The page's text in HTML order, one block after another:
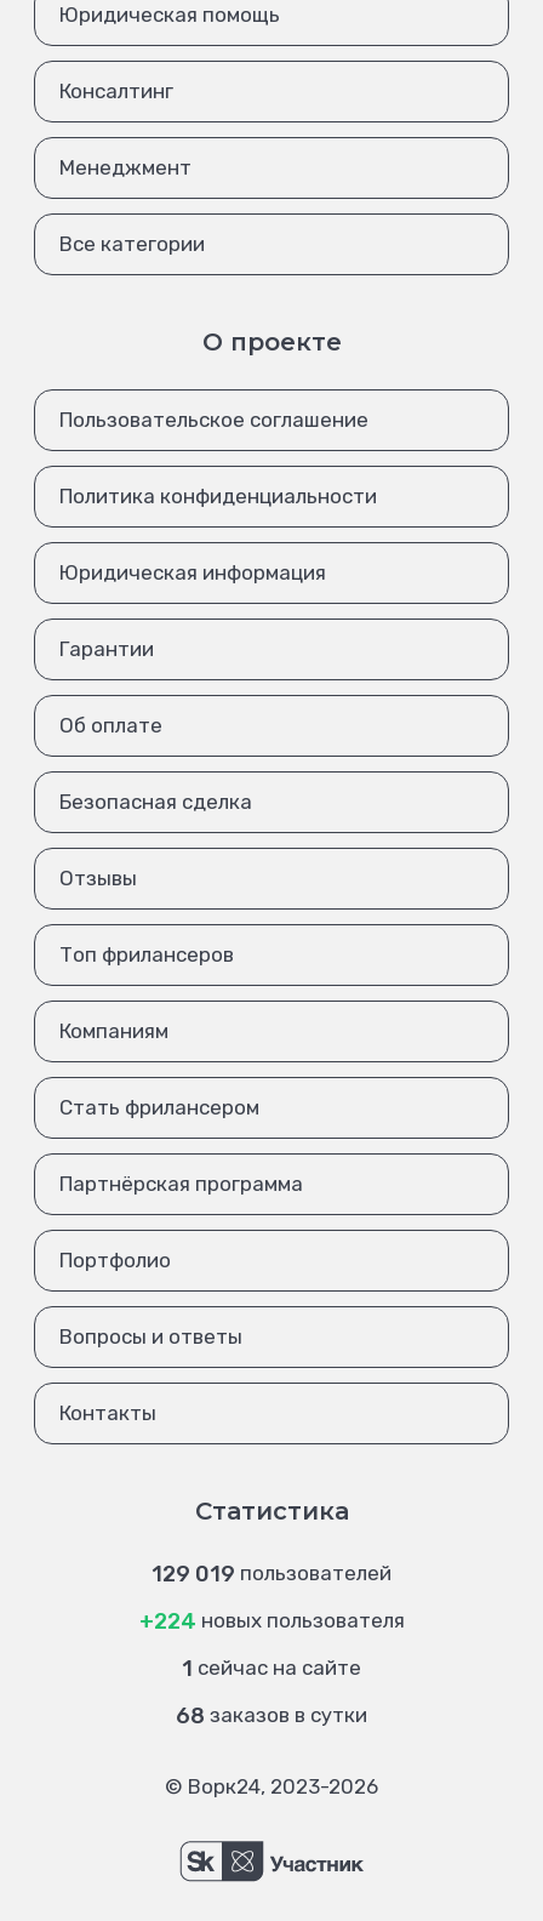
Юридическая помощь
Консалтинг
Менеджмент
Все категории
О проекте
Пользовательское соглашение
Политика конфиденциальности
Юридическая информация
Гарантии
Об оплате
Безопасная сделка
Отзывы
Топ фрилансеров
Компаниям
Стать фрилансером
Партнёрская программа
Портфолио
Вопросы и ответы
Контакты
Статистика
129 019 пользователей
+224 новых пользователя
1 сейчас на сайте
68 заказов в сутки
© Ворк24, 2023-2026